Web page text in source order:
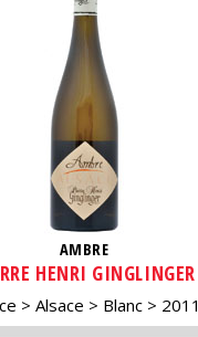
AMBRE
HENRI GINGLINGER
Alsace Blanc 2011